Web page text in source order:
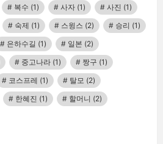
복수 (1) 사자 (1) 사진 (1)
숙제 (1) 스윙스 (2) 승리 (1)
은하수길 (1) 일본 (2)
중고나라 (1) 짱구 (1)
코스프레 (1) 탈모 (2)
한혜진 (1) 할머니 (2)